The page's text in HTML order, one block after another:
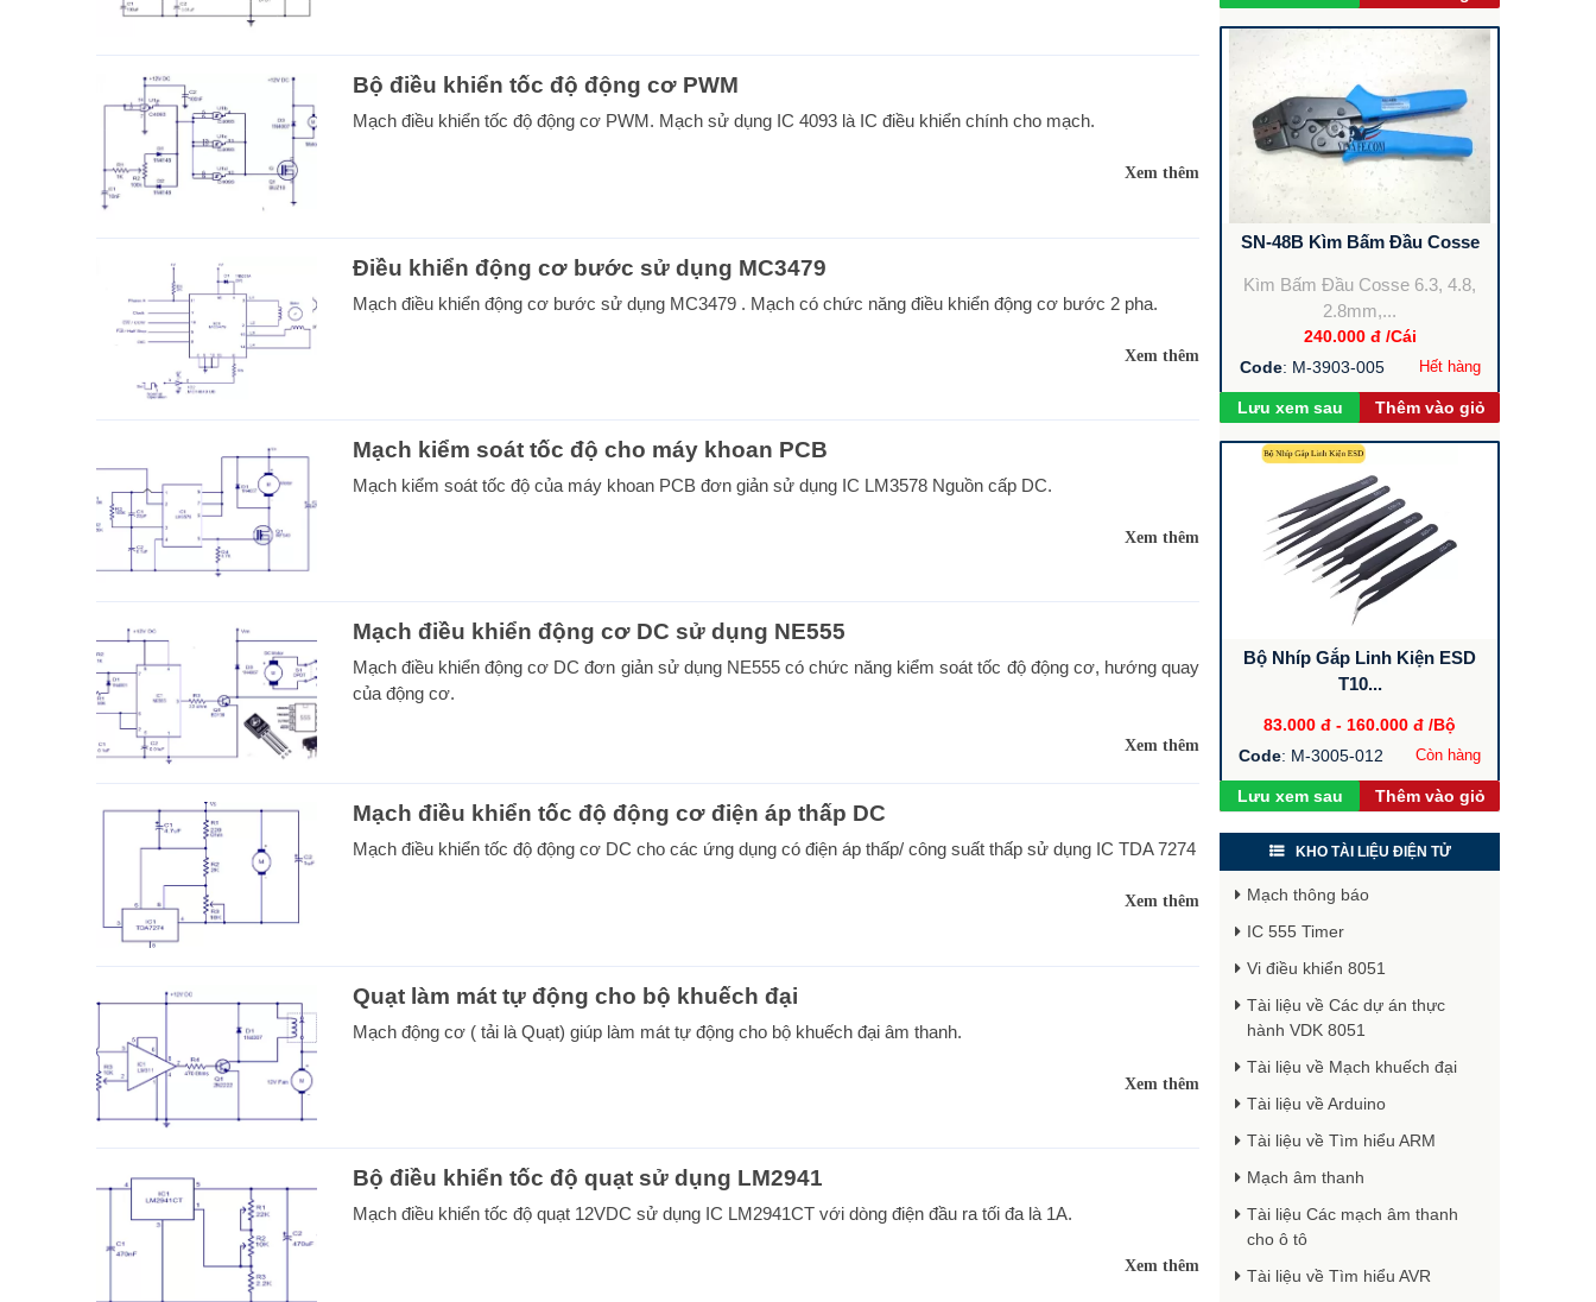
Bộ điều khiển tốc độ động cơ PWM
Mạch điều khiển tốc độ động cơ PWM. Mạch sử dụng IC 4093 là IC điều khiển chính cho mạch.
Xem thêm
Điều khiển động cơ bước sử dụng MC3479
Mạch điều khiển động cơ bước sử dụng MC3479 . Mạch có chức năng điều khiển động cơ bước 2 pha.
Xem thêm
Mạch kiểm soát tốc độ cho máy khoan PCB
Mạch kiểm soát tốc độ của máy khoan PCB đơn giản sử dụng IC LM3578 Nguồn cấp DC.
Xem thêm
Mạch điều khiển động cơ DC sử dụng NE555
Mạch điều khiển động cơ DC đơn giản sử dụng NE555 có chức năng kiểm soát tốc độ động cơ, hướng quay
của động cơ.
Xem thêm
Mạch điều khiển tốc độ động cơ điện áp thấp DC
Mạch điều khiển tốc độ động cơ DC cho các ứng dụng có điện áp thấp/ công suất thấp sử dụng IC TDA 7274
Xem thêm
Quạt làm mát tự động cho bộ khuếch đại
Mạch động cơ ( tải là Quạt) giúp làm mát tự động cho bộ khuếch đại âm thanh.
Xem thêm
Bộ điều khiển tốc độ quạt sử dụng LM2941
Mạch điều khiển tốc độ quạt 12VDC sử dụng IC LM2941CT với dòng điện đầu ra tối đa là 1A.
Xem thêm
SN-48B Kìm Bấm Đầu Cosse
Kìm Bấm Đầu Cosse 6.3, 4.8,
2.8mm,...
240.000 đ/Cái
Code: M-3903-005 Hết hàng
Lưu xem sau Thêm vào giỏ
Bộ Nhíp Gắp Linh Kiện ESD
T10...
83.000 đ - 160.000 đ /Bộ
Code: M-3005-012 Còn hàng
Lưu xem sau Thêm vào giỏ
KHO TÀI LIỆU ĐIỆN TỬ
Mạch thông báo
IC 555 Timer
Vi điều khiển 8051
Tài liệu về Các dự án thực
hành VDK 8051
Tài liệu về Mạch khuếch đại
Tài liệu về Arduino
Tài liệu về Tìm hiểu ARM
Mạch âm thanh
Tài liệu Các mạch âm thanh
cho ô tô
Tài liệu về Tìm hiểu AVR